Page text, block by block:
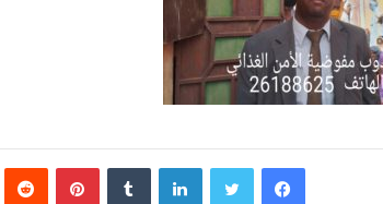
فيسبوك لينكدإن بينتيريست